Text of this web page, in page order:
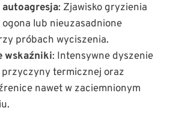
: Zjawisko gryzienia
ogona lub nieuzasadnione
próbach wyciszenia.
wskaźniki: Intensywne dyszenie
termicznej oraz
nawet w zaciemnionym